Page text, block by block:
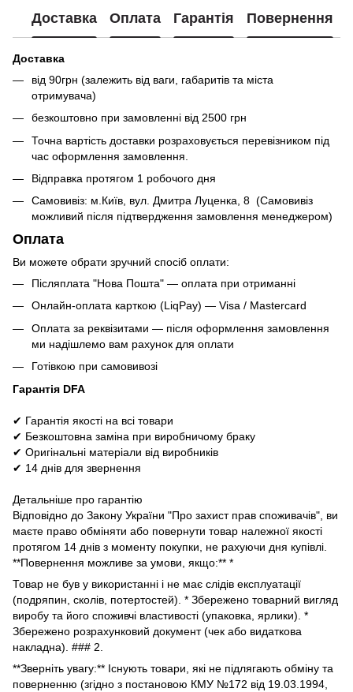
Доставка Оплата Гарантія Повернення
Доставка
від 90грн (залежить від ваги, габаритів та міста
отримувача)
безкоштовно при замовленні від 2500 грн
Точна вартість доставки розраховується перевізником під
час оформлення замовлення.
Відправка протягом 1 робочого дня
Самовивіз: м.Київ, вул. Дмитра Луценка, 8 (Самовивіз
можливий після підтвердження замовлення менеджером)
Оплата
Ви можете обрати зручний спосіб оплати:
Післяплата "Нова Пошта" — оплата при отриманні
Онлайн-оплата карткою (LiqPay) — Visa / Mastercard
Оплата за реквізитами — після оформлення замовлення
ми надішлемо вам рахунок для оплати
Готівкою при самовивозі
Гарантія DFA
✔ Гарантія якості на всі товари
✔ Безкоштовна заміна при виробничому браку
✔ Оригінальні матеріали від виробників
✔ 14 днів для звернення
Детальніше про гарантію
Відповідно до Закону України "Про захист прав споживачів", ви
маєте право обміняти або повернути товар належної якості
протягом 14 днів з моменту покупки, не рахуючи дня купівлі.
**Повернення можливе за умови, якщо:** *
Товар не був у використанні і не має слідів експлуатації
(подряпин, сколів, потертостей). * Збережено товарний вигляд
виробу та його споживчі властивості (упаковка, ярлики). *
Збережено розрахунковий документ (чек або видаткова
накладна). ### 2.
**Зверніть увагу:** Існують товари, які не підлягають обміну та
поверненню (згідно з постановою КМУ №172 від 19.03.1994,